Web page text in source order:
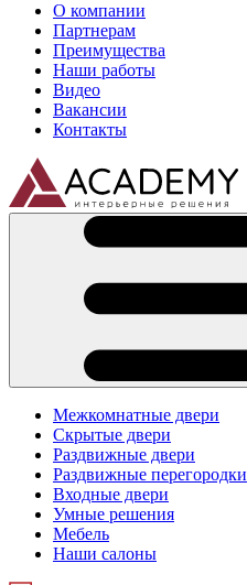
О компании
Партнерам
Преимущества
Наши работы
Видео
Вакансии
Контакты
Межкомнатные двери
Скрытые двери
Раздвижные двери
Раздвижные перегородки
Входные двери
Умные решения
Мебель
Наши салоны